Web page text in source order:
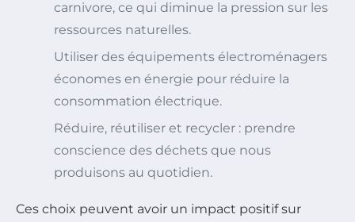
carnivore, ce qui diminue la pression sur les
ressources naturelles.
Utiliser des équipements électroménagers
économes en énergie pour réduire la
consommation électrique.
Réduire, réutiliser et recycler : prendre
conscience des déchets que nous
produisons au quotidien.
Ces choix peuvent avoir un impact positif sur